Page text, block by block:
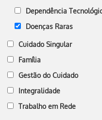
Dependência
Doenças Raras
Cuidado Singular
Família
Gestão do Cuidado
Integralidade
Trabalho em Rede